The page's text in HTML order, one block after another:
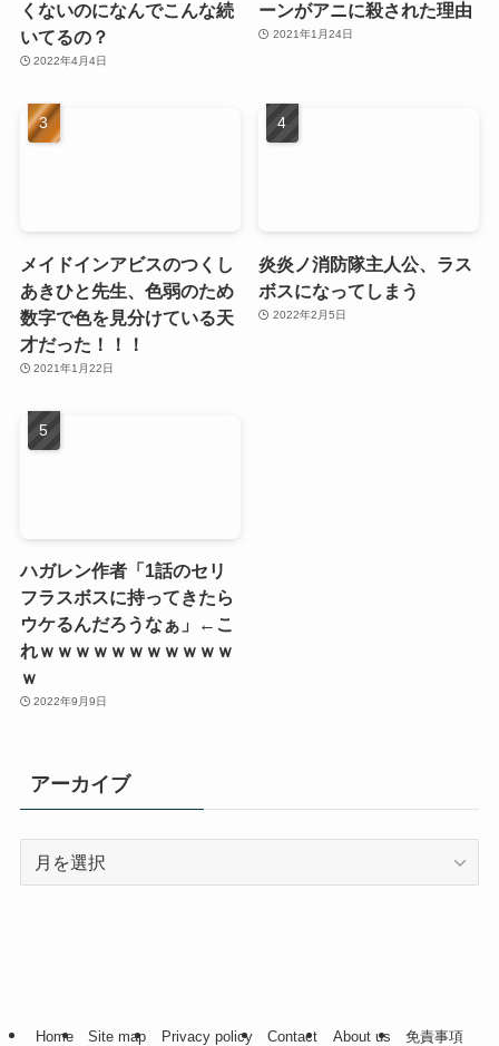
くないのになんでこんな続
いてるの？
2022年4月4日
ーンがアニに殺された理由
2021年1月24日
メイドインアビスのつくし
あきひと先生、色弱のため
数字で色を見分けている天
才だった！！！
2021年1月22日
炎炎ノ消防隊主人公、ラス
ボスになってしまう
2022年2月5日
ハガレン作者「1話のセリ
フラスボスに持ってきたら
ウケるんだろうなぁ」←こ
れｗｗｗｗｗｗｗｗｗｗｗ
ｗ
2022年9月9日
アーカイブ
Home Site map Privacy policy Contact About us 免責事項